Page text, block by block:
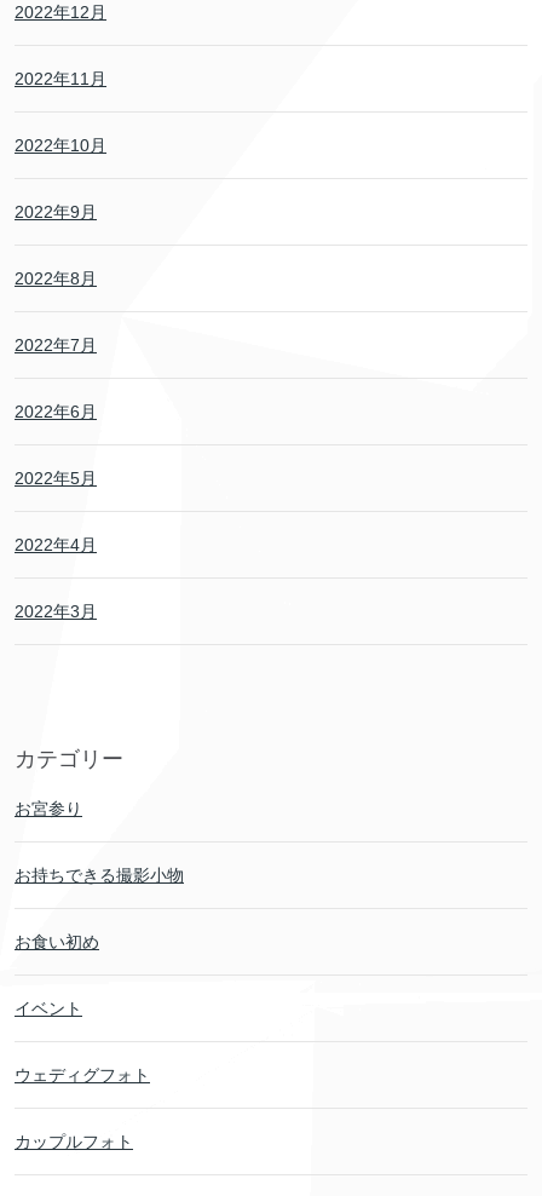
2022年12月
2022年11月
2022年10月
2022年9月
2022年8月
2022年7月
2022年6月
2022年5月
2022年4月
2022年3月
カテゴリー
お宮参り
お持ちできる撮影小物
お食い初め
イベント
ウェディグフォト
カップルフォト